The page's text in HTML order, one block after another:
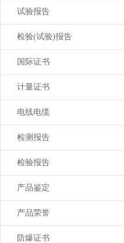
试验报告
检验(试验)报告
国际证书
计量证书
电线电缆
检测报告
检验报告
产品鉴定
产品荣誉
防爆证书